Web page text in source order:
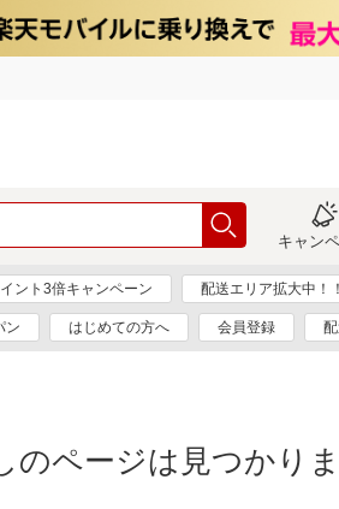
キャン
ント3倍キャンペーン 配送エリア拡大中！！
ン はじめての方へ 会員登録
のページは見つかり